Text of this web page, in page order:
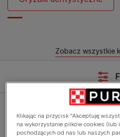
Zobacz wszystkie
Klikając na przycisk “Akceptuję
na wykorzystanie plików cookies
pochodzących od nas lub naszych